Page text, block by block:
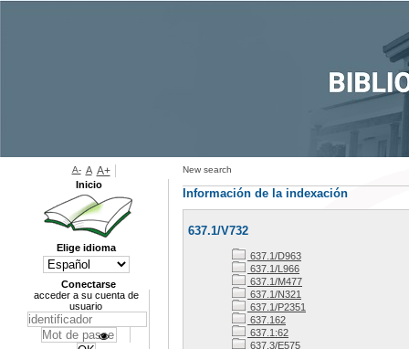
New search
Información de la indexación
637.1/V732
637.1/D963
637.1/L966
637.1/M477
637.1/N321
637.1/P2351
637.162
637.1:62
637.3/E575
A- A A+
Inicio
Elige idioma
Conectarse
acceder a su cuenta de
usuario